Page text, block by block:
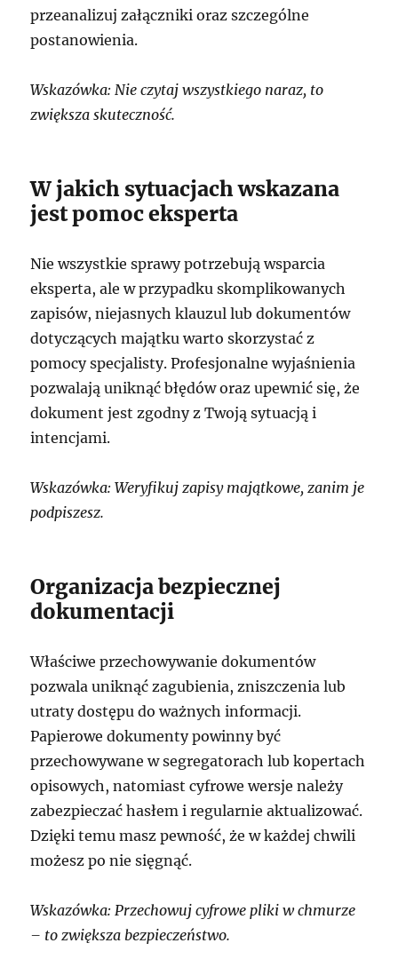
przeanalizuj załączniki oraz szczególne
postanowienia.
Wskazówka: Nie czytaj wszystkiego naraz, to
zwiększa skuteczność.
W jakich sytuacjach wskazana
jest pomoc eksperta
Nie wszystkie sprawy potrzebują wsparcia
eksperta, ale w przypadku skomplikowanych
zapisów, niejasnych klauzul lub dokumentów
dotyczących majątku warto skorzystać z
pomocy specjalisty. Profesjonalne wyjaśnienia
pozwalają uniknąć błędów oraz upewnić się, że
dokument jest zgodny z Twoją sytuacją i
intencjami.
Wskazówka: Weryfikuj zapisy majątkowe, zanim je
podpiszesz.
Organizacja bezpiecznej
dokumentacji
Właściwe przechowywanie dokumentów
pozwala uniknąć zagubienia, zniszczenia lub
utraty dostępu do ważnych informacji.
Papierowe dokumenty powinny być
przechowywane w segregatorach lub kopertach
opisowych, natomiast cyfrowe wersje należy
zabezpieczać hasłem i regularnie aktualizować.
Dzięki temu masz pewność, że w każdej chwili
możesz po nie sięgnąć.
Wskazówka: Przechowuj cyfrowe pliki w chmurze
– to zwiększa bezpieczeństwo.